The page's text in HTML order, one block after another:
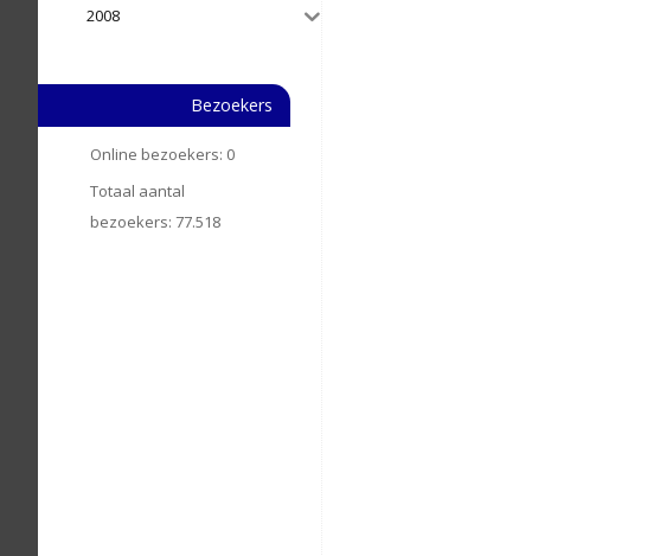
2008
Bezoekers
Online bezoekers: 0
Totaal aantal
bezoekers: 77.518